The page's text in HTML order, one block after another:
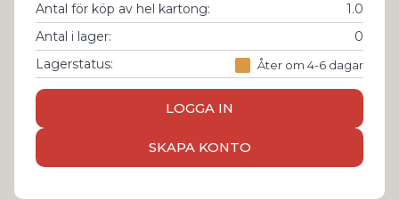
Antal för köp av hel kartong:
1.0
Antal i lager:
0
Lagerstatus:
Åter om 4-6 dagar
LOGGA IN
SKAPA KONTO